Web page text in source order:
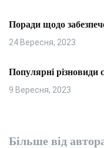
Поради щодо
24 Вересня, 2023
Популярні різновиди
9 Вересня, 2023
Більше від